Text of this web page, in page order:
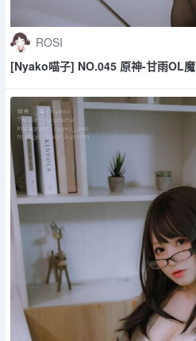
ROSI
[Nyako喵子] NO.045 原神-甘雨OL魔